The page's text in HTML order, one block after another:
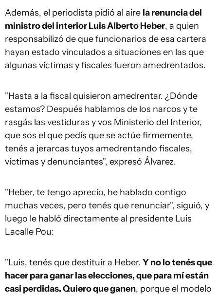
Además, el periodista pidió al aire la renuncia del
ministro del interior Luis Alberto Heber, a quien
responsabilizó de que funcionarios de esa cartera
hayan estado vinculados a situaciones en las que
algunas víctimas y fiscales fueron amedrentados.
"Hasta a la fiscal quisieron amedrentar. ¿Dónde
estamos? Después hablamos de los narcos y te
rasgás las vestiduras y vos Ministerio del Interior,
que sos el que pedís que se actúe firmemente,
tenés a jerarcas tuyos amedrentando fiscales,
víctimas y denunciantes", expresó Álvarez.
"Heber, te tengo aprecio, he hablado contigo
muchas veces, pero tenés que renunciar", siguió, y
luego le habló directamente al presidente Luis
Lacalle Pou:
"Luis, tenés que destituir a Heber. Y no lo tenés que
hacer para ganar las elecciones, que para mí están
casi perdidas. Quiero que ganen, porque el modelo